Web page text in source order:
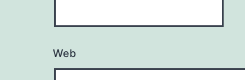
Web